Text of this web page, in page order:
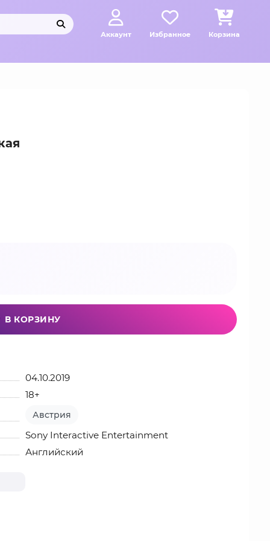
Аккаунт Избранное Корзина
В КОРЗИНУ
04.10.2019
18+
Австрия
Sony Interactive Entertainment
Английский